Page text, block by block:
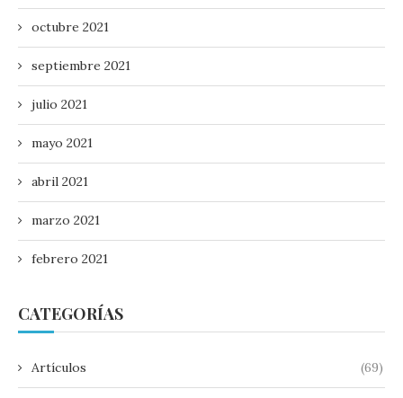
octubre 2021
septiembre 2021
julio 2021
mayo 2021
abril 2021
marzo 2021
febrero 2021
CATEGORÍAS
Artículos (69)